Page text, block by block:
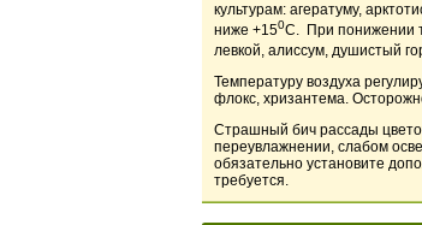
культурам: агератуму,
ниже +150С. При понижении
левкой, алиссум, душистый
Температуру воздуха
флокс, хризантема.
Страшный бич рассады
переувлажнении, слабом
обязательно установите
требуется.